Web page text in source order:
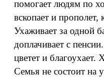
помогает людям по
вскопает и прополет,
Ухаживает за одной
доплачивает с
цветет и благоухает.
Семья не состоит на